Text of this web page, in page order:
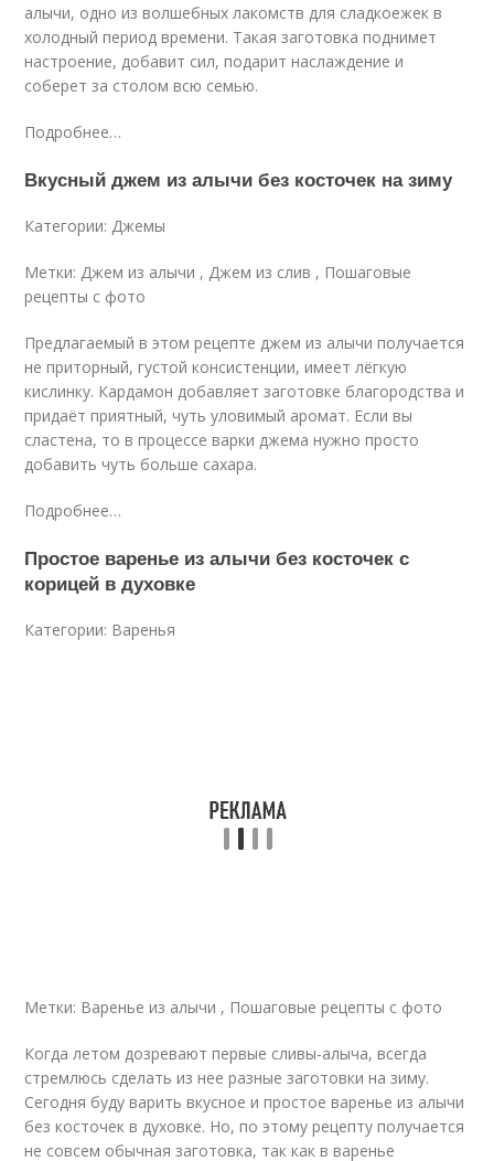
алычи, одно из волшебных лакомств для сладкоежек в
холодный период времени. Такая заготовка поднимет
настроение, добавит сил, подарит наслаждение и
соберет за столом всю семью.
Подробнее…
Вкусный джем из алычи без косточек на зиму
Категории: Джемы
Метки: Джем из алычи , Джем из слив , Пошаговые
рецепты с фото
Предлагаемый в этом рецепте джем из алычи получается
не приторный, густой консистенции, имеет лёгкую
кислинку. Кардамон добавляет заготовке благородства и
придаёт приятный, чуть уловимый аромат. Если вы
сластена, то в процессе варки джема нужно просто
добавить чуть больше сахара.
Подробнее…
Простое варенье из алычи без косточек с
корицей в духовке
Категории: Варенья
Метки: Варенье из алычи , Пошаговые рецепты с фото
Когда летом дозревают первые сливы-алыча, всегда
стремлюсь сделать из нее разные заготовки на зиму.
Сегодня буду варить вкусное и простое варенье из алычи
без косточек в духовке. Но, по этому рецепту получается
не совсем обычная заготовка, так как в варенье